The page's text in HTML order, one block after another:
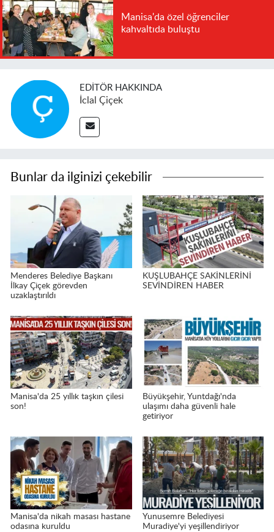
Manisa'da özel öğrenciler
kahvaltıda buluştu
EDITÖR HAKKINDA
İclal Çiçek
Bunlar da ilginizi çekebilir
Menderes Belediye Başkanı
İlkay Çiçek görevden
uzaklaştırıldı
KUŞLUBAHÇE SAKİNLERİNİ
SEVİNDİREN HABER
Manisa'da 25 yıllık taşkın çilesi
son!
Büyükşehir, Yuntdağı'nda
ulaşımı daha güvenli hale
getiriyor
Manisa'da nikah masası hastane
odasına kuruldu
Yunusemre Belediyesi
Muradiye'yi yeşillendiriyor